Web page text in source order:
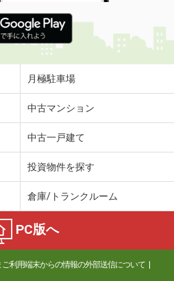
月極駐車場
中古マンション
中古一戸建て
投資物件を探す
倉庫/トランクルーム
PC版へ
ご利用端末からの情報の外部送信について